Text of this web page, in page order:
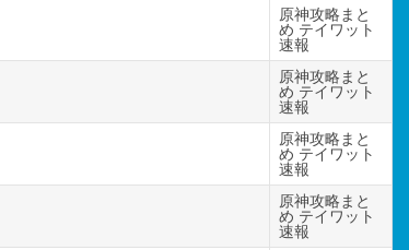
原神攻略まと
め テイワット
速報
原神攻略まと
め テイワット
速報
原神攻略まと
め テイワット
速報
原神攻略まと
め テイワット
速報